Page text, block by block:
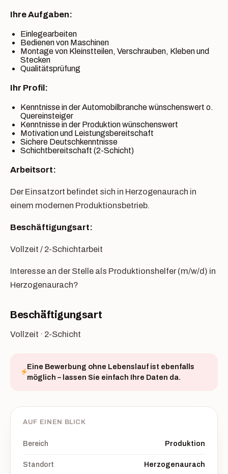
Ihre Aufgaben:
Einlegearbeiten
Bedienen von Maschinen
Montage von Kleinstteilen, Verschrauben, Kleben und
Stecken
Qualitätsprüfung
Ihr Profil:
Kenntnisse in der Automobilbranche wünschenswert o.
Quereinsteiger
Kenntnisse in der Produktion wünschenswert
Motivation und Leistungsbereitschaft
Sichere Deutschkenntnisse
Schichtbereitschaft (2-Schicht)
Arbeitsort:
Der Einsatzort befindet sich in Herzogenaurach in
einem modernen Produktionsbetrieb.
Beschäftigungsart:
Vollzeit / 2-Schichtarbeit
Interesse an der Stelle als Produktionshelfer (m/w/d) in
Herzogenaurach?
Beschäftigungsart
Vollzeit · 2-Schicht
Eine Bewerbung ohne Lebenslauf ist ebenfalls
möglich – lassen Sie einfach Ihre Daten da.
AUF EINEN BLICK
Bereich Produktion
Standort Herzogenaurach